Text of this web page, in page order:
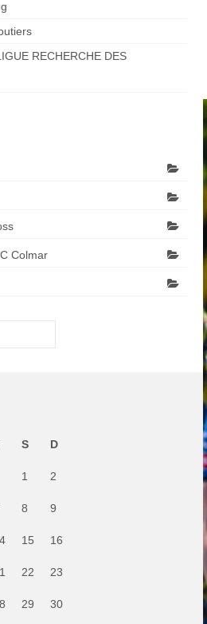
RECHERCHE DES
Colmar
S D
1 2
8 9
15 16
22 23
29 30